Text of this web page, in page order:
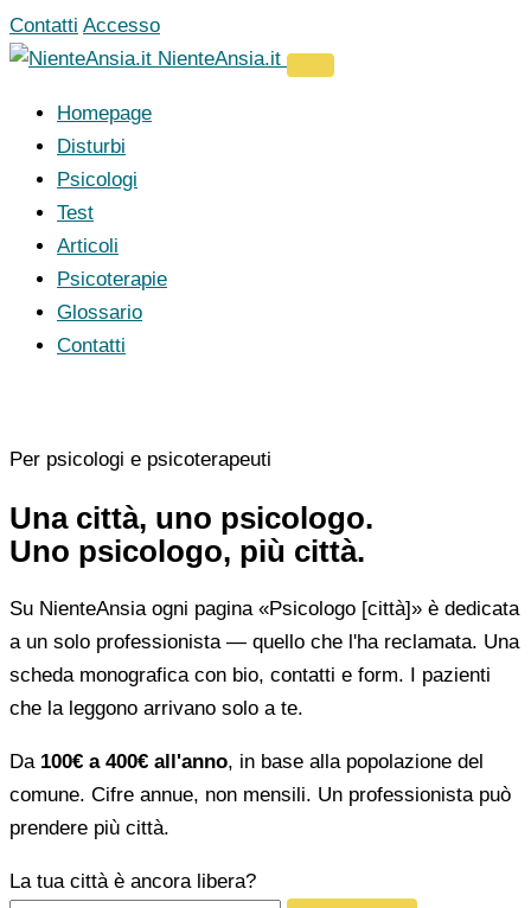
Vai
al
Contatti Accesso
NienteAnsia.it
Homepage
Disturbi
Psicologi
Test
Articoli
Psicoterapie
Glossario
Contatti
Per psicologi e psicoterapeuti
Una città, uno psicologo.
Uno psicologo, più città.
Su NienteAnsia ogni pagina «Psicologo [città]» è dedicata
a un solo professionista — quello che l'ha reclamata. Una
scheda monografica con bio, contatti e form. I pazienti
che la leggono arrivano solo a te.
Da 100€ a 400€ all'anno, in base alla popolazione del
comune. Cifre annue, non mensili. Un professionista può
prendere più città.
La tua città è ancora libera?